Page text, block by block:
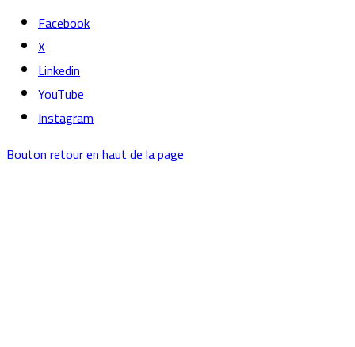
Facebook
X
Linkedin
YouTube
Instagram
Bouton retour en haut de la page